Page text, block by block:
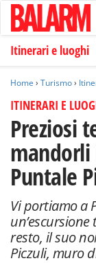
Itinerari e luoghi
Home › Turismo›
ITINERARI E
Preziosi
mandorli
Puntale
Vi portiamo a
resto, il suo
Piczuli, muro